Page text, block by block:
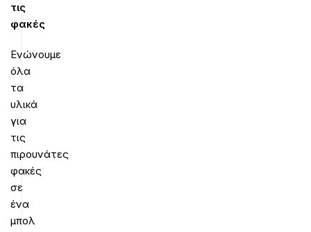
τις
φακές
Ενώνουμε
όλα
τα
υλικά
για
τις
πιρουνάτες
φακές
σε
ένα
μπολ